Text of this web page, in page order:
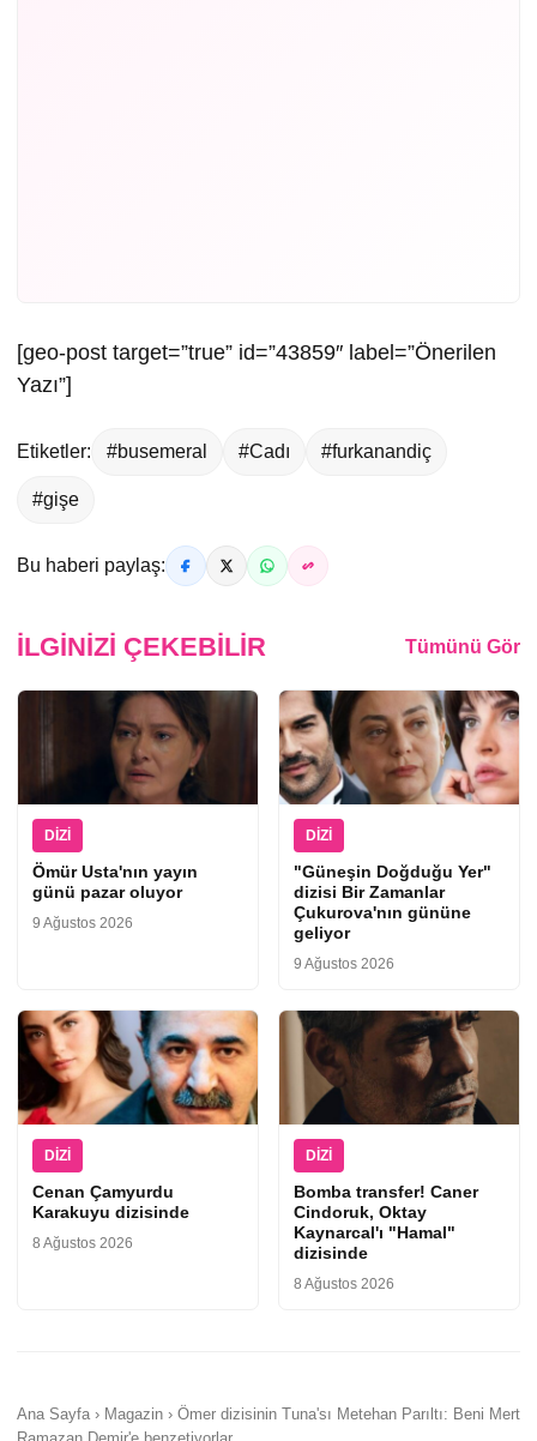
[geo-post target=”true” id=”43859″ label=”Önerilen
Yazı”]
Etiketler: #busemeral #Cadı #furkanandiç
#gişe
Bu haberi paylaş:
İLGINIZI ÇEKEBILIR Tümünü Gör
DIZI
Ömür Usta'nın yayın
günü pazar oluyor
9 Ağustos 2026
DIZI
"Güneşin Doğduğu Yer"
dizisi Bir Zamanlar
Çukurova'nın gününe
geliyor
9 Ağustos 2026
DIZI
Cenan Çamyurdu
Karakuyu dizisinde
8 Ağustos 2026
DIZI
Bomba transfer! Caner
Cindoruk, Oktay
Kaynarcal'ı "Hamal"
dizisinde
8 Ağustos 2026
Ana Sayfa › Magazin › Ömer dizisinin Tuna'sı Metehan Parıltı: Beni Mert